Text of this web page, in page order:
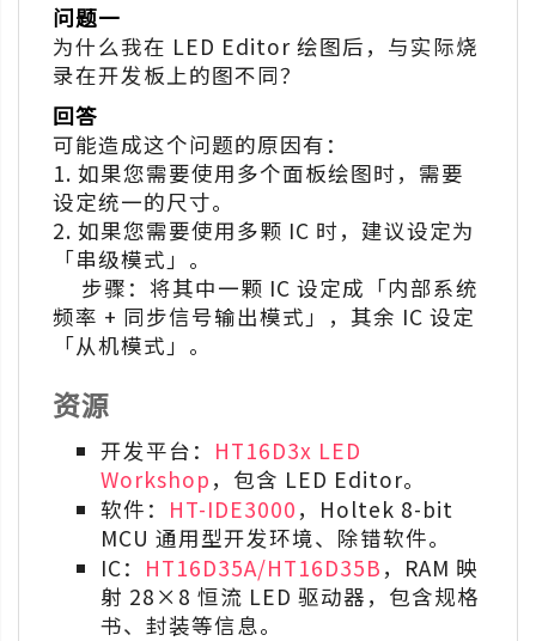
问题一
为什么我在 LED Editor 绘图后，与实际烧
录在开发板上的图不同？
回答
可能造成这个问题的原因有：
1. 如果您需要使用多个面板绘图时，需要
设定统一的尺寸。
2. 如果您需要使用多颗 IC 时，建议设定为
「串级模式」。
步骤：将其中一颗 IC 设定成「内部系统
频率 + 同步信号输出模式」，其余 IC 设定
「从机模式」。
资源
开发平台： HT16D3x LED
Workshop ，包含 LED Editor。
软件： HT-IDE3000 ，Holtek 8-bit
MCU 通用型开发环境、除错软件。
IC： HT16D35A/HT16D35B ，RAM 映
射 28×8 恒流 LED 驱动器，包含规格
书、封装等信息。